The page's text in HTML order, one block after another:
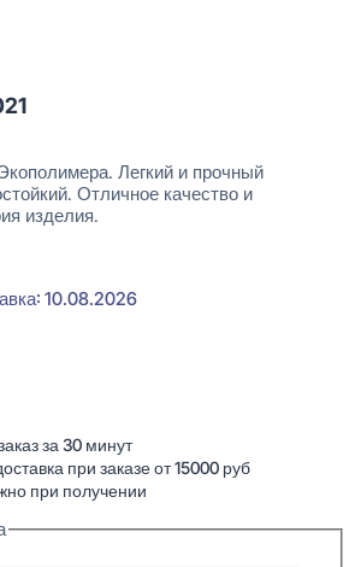
Легкий и прочный
Отличное качество и
изделия.
10.08.2026
за 30 минут
при заказе от 15000 руб
при получении